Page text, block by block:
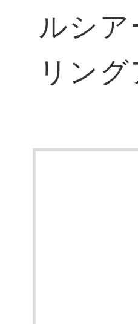
ルシア
リン